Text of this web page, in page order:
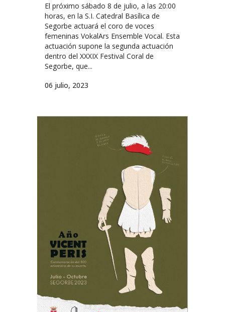
El próximo sábado 8 de julio, a las 20:00
horas, en la S.I. Catedral Basílica de
Segorbe actuará el coro de voces
femeninas VokalArs Ensemble Vocal. Esta
actuación supone la segunda actuación
dentro del XXXIX Festival Coral de
Segorbe, que...
06 julio, 2023